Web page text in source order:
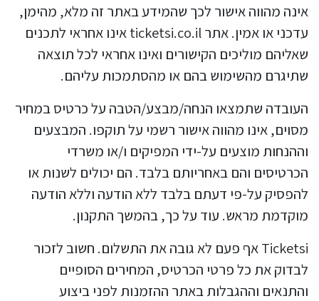
אינה מהווה אישור לכך שהמידע באתר זה מלא, מהימן,
עדכני או אמין. אתר ticketsi.co.il אינו אחראי לתכנים
שאליהם מוליכים הקישורים ואינו אחראי לכל תוצאה
שתיגרם מהשימוש בהם או מהסתמכות עליהם.
העובדה שתמצאו הנחה/מבצע/הטבה על כרטיס במחיר
מסוים, אינו מהווה אישור רשמי על תוקפו. המבצעים
וההנחות מוצעים על-ידי המפיקים ו/או משרדי
הכרטיסים והם באחריותם בלבד. הם יכולים לשנות או
להפסיק על-פי דעתם בלבד ללא הודעה וללא הודעה
מוקדמת מראש. עוד על כך, בהמשך התקנון.
Ticketsi אף פעם לא גובה את התשלום. חשוב לזכור
לבדוק את כל פרטי הכרטיס, המחירים הסופיים
והתנאים וההגבלות באתר ההזמנות לפני ביצוע